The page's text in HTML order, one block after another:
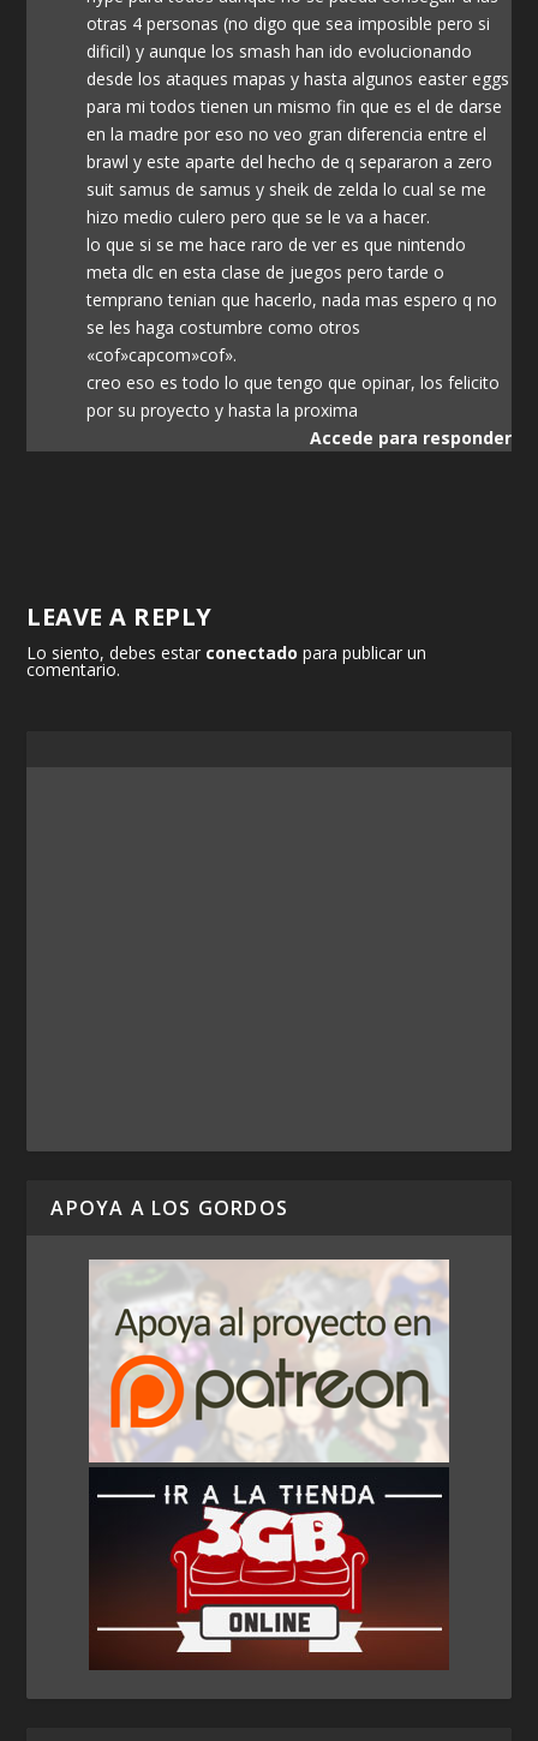
otras 4 personas (no digo que sea imposible pero si
dificil) y aunque los smash han ido evolucionando
desde los ataques mapas y hasta algunos easter eggs
para mi todos tienen un mismo fin que es el de darse
en la madre por eso no veo gran diferencia entre el
brawl y este aparte del hecho de q separaron a zero
suit samus de samus y sheik de zelda lo cual se me
hizo medio culero pero que se le va a hacer.
lo que si se me hace raro de ver es que nintendo
meta dlc en esta clase de juegos pero tarde o
temprano tenian que hacerlo, nada mas espero q no
se les haga costumbre como otros
«cof»capcom»cof».
creo eso es todo lo que tengo que opinar, los felicito
por su proyecto y hasta la proxima
Accede para responder
LEAVE A REPLY
Lo siento, debes estar conectado para publicar un
comentario.
APOYA A LOS GORDOS